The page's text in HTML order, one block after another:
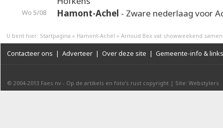
Wo 5/08 Hamont-Achel - Zware nederlaag voor
U bent hier: Startpagina » Hamont-Achel » Arnoud Bex vat showweekend samen
Contacteer ons | Adverteer | Over deze site | Gemeente-info & links
© 2004-2013 Faes nv - Op de artikels en foto’s rust copyright | Site: Webstylers